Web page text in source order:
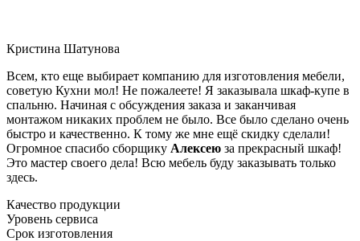
Кристина Шатунова
Всем, кто еще выбирает компанию для изготовления мебели,
советую Кухни мол! Не пожалеете! Я заказывала шкаф-купе в
спальню. Начиная с обсуждения заказа и заканчивая
монтажом никаких проблем не было. Все было сделано очень
быстро и качественно. К тому же мне ещё скидку сделали!
Огромное спасибо сборщику Алексею за прекрасный шкаф!
Это мастер своего дела! Всю мебель буду заказывать только
здесь.
Качество продукции
Уровень сервиса
Срок изготовления